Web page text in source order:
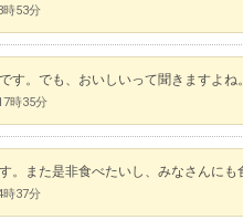
時53分
す。でも、おいしいって聞きますよね
時35分
。また是非食べたいし、みなさんに
時37分